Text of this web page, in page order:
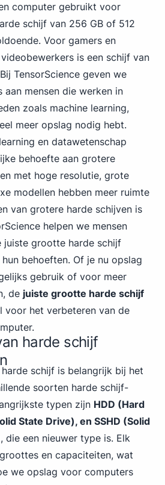
computer gebruikt voor
schijf van 256 GB of 512
Voor gamers en
is een schijf van
TensorScience geven we
mensen die werken in
zoals machine learning,
meer opslag nodig hebt.
en datawetenschap
behoefte aan grotere
met hoge resolutie, grote
modellen hebben meer ruimte
van grotere harde schijven is
helpen we mensen
juiste grootte harde schijf
behoeften. Of je nu opslag
gebruik of voor meer
de juiste grootte harde schijf
voor het verbeteren van de
harde schijf
schijf is belangrijk bij het
soorten harde schijf-
typen zijn HDD (Hard
State Drive), en SSHD (Solid
, die een nieuwer type is. Elk
en capaciteiten, wat
we opslag voor computers